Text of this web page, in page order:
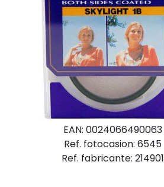
EAN: 0024066490063
Ref. fotocasion: 6545
Ref. fabricante: 214901